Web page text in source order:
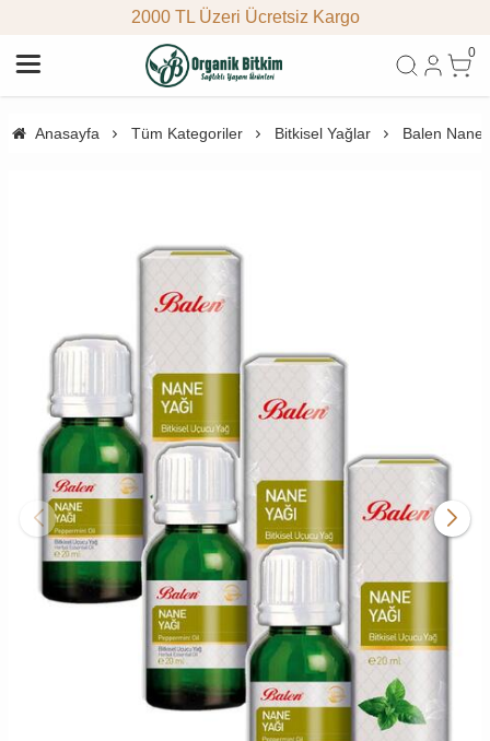
2000 TL Üzeri Ücretsiz Kargo
0
Anasayfa Tüm Kategoriler Bitkisel Yağlar Balen Nane